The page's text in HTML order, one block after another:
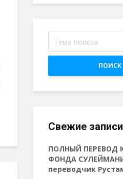
ПОИСК
Свежие записи
ПОЛНЫЙ ПЕРЕВОД
ФОНДА
переводчик